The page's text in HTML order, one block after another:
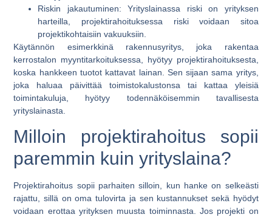
Riskin jakautuminen: Yrityslainassa riski on yrityksen
harteilla, projektirahoituksessa riski voidaan sitoa
projektikohtaisiin vakuuksiin.
Käytännön esimerkkinä rakennusyritys, joka rakentaa
kerrostalon myyntitarkoituksessa, hyötyy projektirahoituksesta,
koska hankkeen tuotot kattavat lainan. Sen sijaan sama yritys,
joka haluaa päivittää toimistokalustonsa tai kattaa yleisiä
toimintakuluja, hyötyy todennäköisemmin tavallisesta
yrityslainasta.
Milloin projektirahoitus sopii
paremmin kuin yrityslaina?
Projektirahoitus sopii parhaiten silloin, kun hanke on selkeästi
rajattu, sillä on oma tulovirta ja sen kustannukset sekä hyödyt
voidaan erottaa yrityksen muusta toiminnasta. Jos projekti on